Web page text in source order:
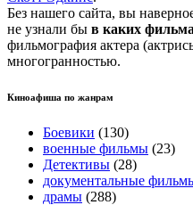
Без нашего сайта, вы
не узнали бы в каких
фильмография актера
многогранностью.
Киноафиша по жанрам
Боевики (130)
военные фильмы (23)
Детективы (28)
документальные
драмы (288)